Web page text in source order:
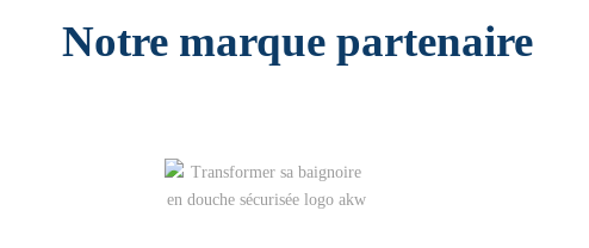
Notre marque partenaire